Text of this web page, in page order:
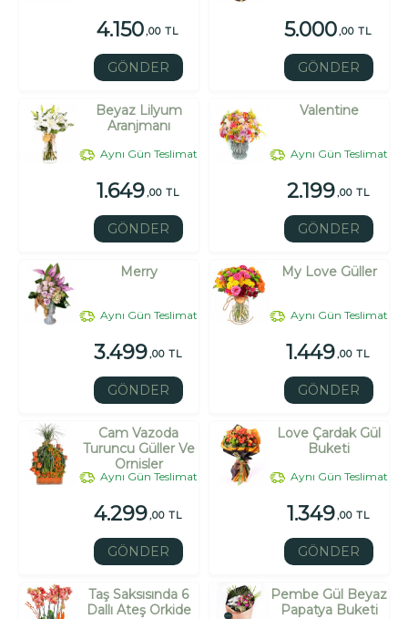
4.150,00 TL
GÖNDER
5.000,00 TL
GÖNDER
Beyaz Lilyum
Aranjmanı
Aynı Gün Teslimat
1.649,00 TL
GÖNDER
Valentine
Aynı Gün Teslimat
2.199,00 TL
GÖNDER
Merry
Aynı Gün Teslimat
3.499,00 TL
GÖNDER
My Love Güller
Aynı Gün Teslimat
1.449,00 TL
GÖNDER
Cam Vazoda
Turuncu Güller Ve
Ornisler
Aynı Gün Teslimat
4.299,00 TL
GÖNDER
Love Çardak Gül
Buketi
Aynı Gün Teslimat
1.349,00 TL
GÖNDER
Taş Saksısında 6
Dallı Ateş Orkide
Pembe Gül Beyaz
Papatya Buketi